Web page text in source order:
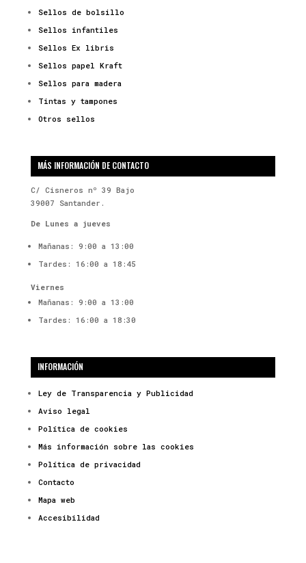
Sellos de bolsillo
Sellos infantiles
Sellos Ex libris
Sellos papel Kraft
Sellos para madera
Tintas y tampones
Otros sellos
MÁS INFORMACIÓN DE CONTACTO
C/ Cisneros nº 39 Bajo
39007 Santander.
De Lunes a jueves
Mañanas: 9:00 a 13:00
Tardes: 16:00 a 18:45
Viernes
Mañanas: 9:00 a 13:00
Tardes: 16:00 a 18:30
INFORMACIÓN
Ley de Transparencia y Publicidad
Aviso legal
Política de cookies
Más información sobre las cookies
Política de privacidad
Contacto
Mapa web
Accesibilidad